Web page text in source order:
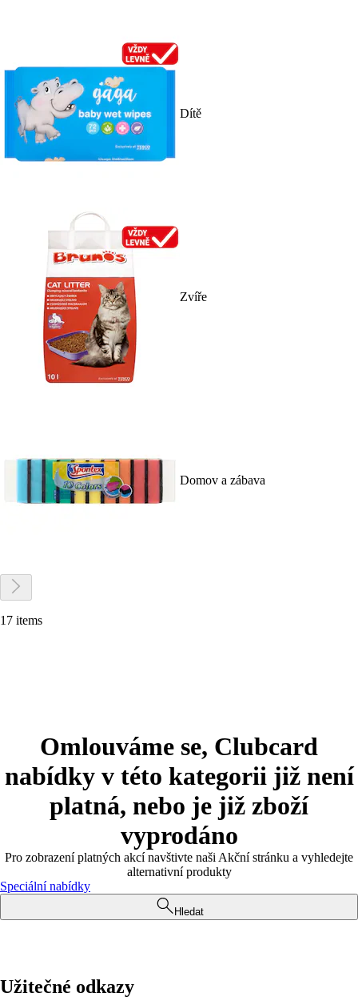
Dítě
Zvíře
Domov a zábava
17 items
Omlouváme se, Clubcard
nabídky v této kategorii již není
platná, nebo je již zboží
vyprodáno
Pro zobrazení platných akcí navštivte naši Akční stránku a vyhledejte
alternativní produkty
Speciální nabídky
Hledat
Užitečné odkazy